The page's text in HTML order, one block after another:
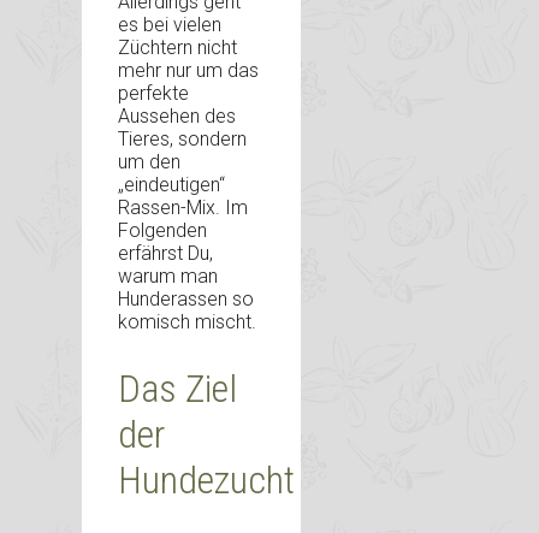
es bei vielen
Züchtern nicht
mehr nur um das
perfekte
Aussehen des
Tieres, sondern
um den
„eindeutigen“
Rassen-Mix. Im
Folgenden
erfährst Du,
warum man
Hunderassen so
komisch mischt.
Das Ziel
der
Hundezucht